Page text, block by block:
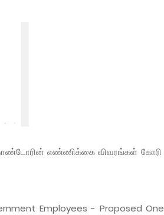
கொண்டோரின் எண்ணிக்கை விவரங்கள்
Employees - Proposed